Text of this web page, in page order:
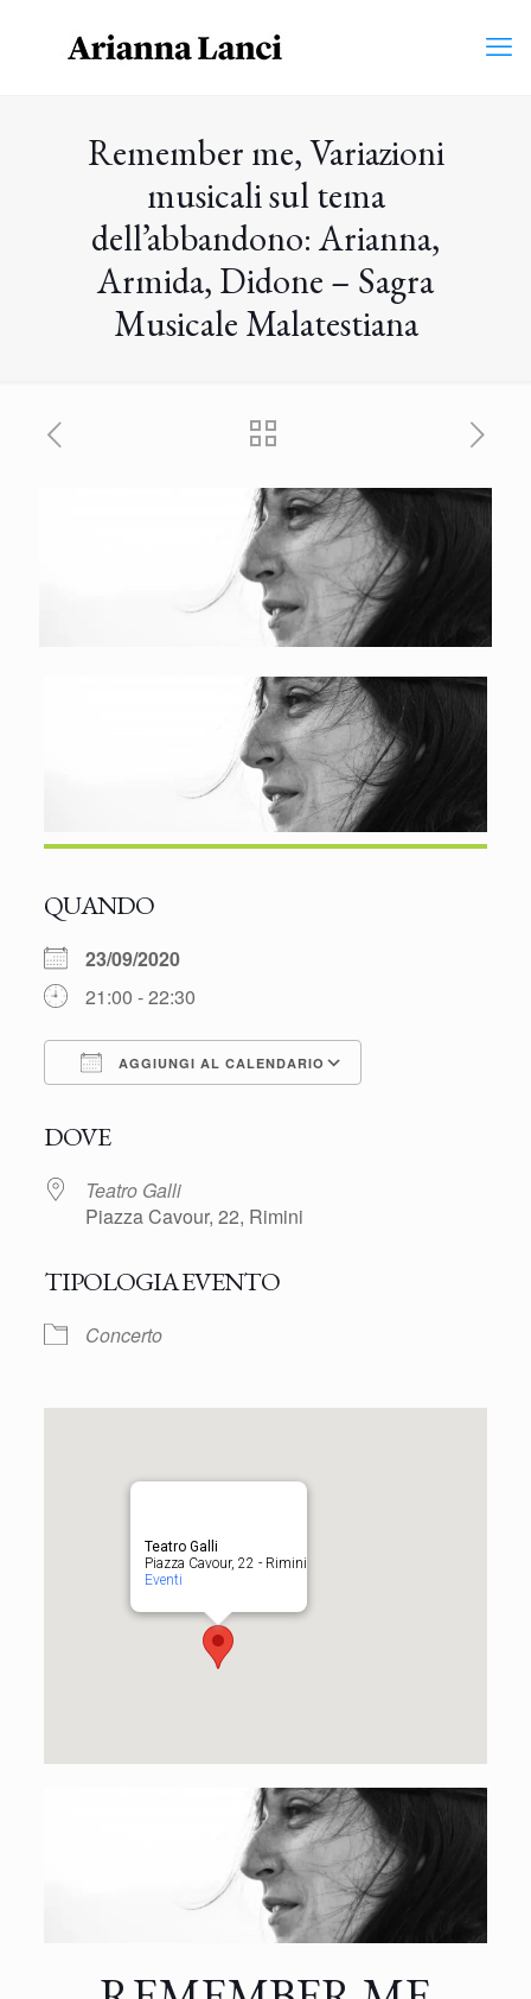
Remember me, Variazioni
musicali sul tema
dell’abbandono: Arianna,
Armida, Didone – Sagra
Musicale Malatestiana
QUANDO
23/09/2020
21:00 - 22:30
AGGIUNGI AL CALENDARIO
DOVE
Teatro Galli
Piazza Cavour, 22, Rimini
TIPOLOGIA EVENTO
Concerto
Teatro Galli
Piazza Cavour, 22 - Rimini
Eventi